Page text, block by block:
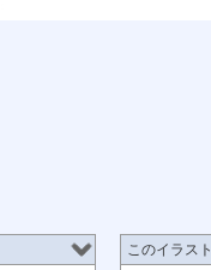
このイラス